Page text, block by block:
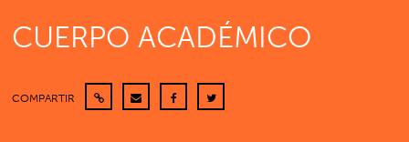
CUERPO ACADÉMICO
COMPARTIR